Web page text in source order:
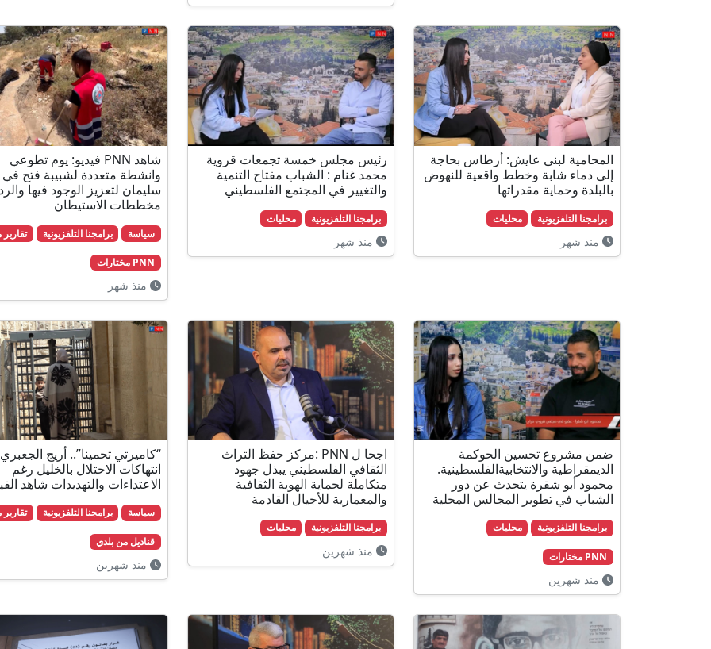
المحامية لبنى عايش: أرطاس بحاجة
إلى دماء شابة وخطط واقعية للنهوض
بالبلدة وحماية مقدراتها
برامجنا التلفزيونية محليات
منذ شهر
رئيس مجلس خمسة تجمعات قروية
محمد غنام : الشباب مفتاح التنمية
والتغيير في المجتمع الفلسطيني
برامجنا التلفزيونية محليات
منذ شهر
شاهد PNN فيديو: يوم تطوعي
وانشطة متعددة لشبيبة فتح
سليمان لتعزيز الوجود فيها
مخططات الاستيطان
سياسة برامجنا التلفزيونية
PNN مختارات
منذ شهر
ضمن مشروع تحسين الحوكمة
الديمقراطية والانتخابيةالفلسطينية.
محمود أبو شقرة يتحدث عن دور
الشباب في تطوير المجالس المحلية
برامجنا التلفزيونية محليات
PNN مختارات
منذ شهرين
اجحا ل PNN :مركز حفظ التراث
الثقافي الفلسطيني يبذل جهود
متكاملة لحماية الهوية الثقافية
والمعمارية للأجيال القادمة
برامجنا التلفزيونية محليات
منذ شهرين
“كاميرتي تحمينا”.. أريج
انتهاكات الاحتلال بالخليل رغم
الاعتداءات والتهديدات شاهد
سياسة برامجنا التلفزيونية
قناديل من بلدي
منذ شهرين